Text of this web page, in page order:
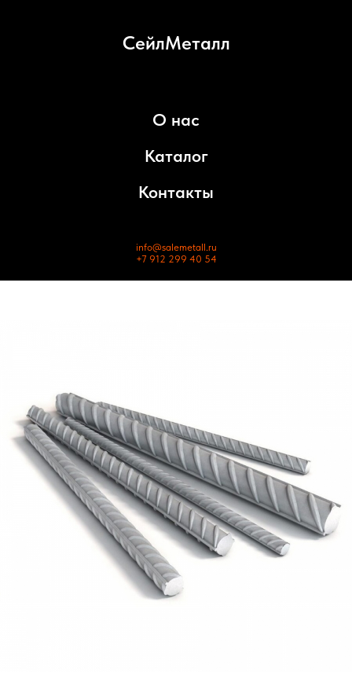
СейлМеталл
О нас
Каталог
Контакты
info@salemetall.ru
+7 912 299 40 54